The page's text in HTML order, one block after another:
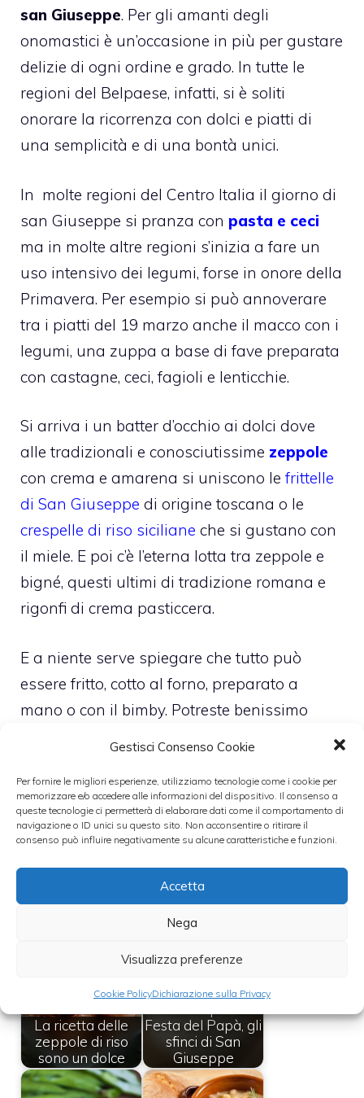
Gestisci Consenso Cookie
Per fornire le migliori esperienze, utilizziamo tecnologie come i cookie per
memorizzare e/o accedere alle informazioni del dispositivo. Il consenso a
queste tecnologie ci permetterà di elaborare dati come il comportamento di
navigazione o ID unici su questo sito. Non acconsentire o ritirare il
consenso può influire negativamente su alcune caratteristiche e funzioni.
Accetta
Nega
Visualizza preferenze
Cookie PolicyDichiarazione sulla Privacy
san Giuseppe. Per gli amanti degli
onomastici è un’occasione in più per gustare
delizie di ogni ordine e grado. In tutte le
regioni del Belpaese, infatti, si è soliti
onorare la ricorrenza con dolci e piatti di
una semplicità e di una bontà unici.
In molte regioni del Centro Italia il giorno di
san Giuseppe si pranza con pasta e ceci
ma in molte altre regioni s’inizia a fare un
uso intensivo dei legumi, forse in onore della
Primavera. Per esempio si può annoverare
tra i piatti del 19 marzo anche il macco con i
legumi, una zuppa a base di fave preparata
con castagne, ceci, fagioli e lenticchie.
Si arriva i un batter d’occhio ai dolci dove
alle tradizionali e conosciutissime zeppole
con crema e amarena si uniscono le frittelle
di San Giuseppe di origine toscana o le
crespelle di riso siciliane che si gustano con
il miele. E poi c’è l’eterna lotta tra zeppole e
bigné, questi ultimi di tradizione romana e
rigonfi di crema pasticcera.
E a niente serve spiegare che tutto può
essere fritto, cotto al forno, preparato a
mano o con il bimby. Potreste benissimo
andare in pasticceria, perché quel che conta
Leggi anche:
Festa del Papà, le
Ricette per la
Festa del Papà, le
frittelle di riso
La ricetta delle
zeppole di riso
sono un dolce
Festa del Papà, gli
sfinci di San
Giuseppe